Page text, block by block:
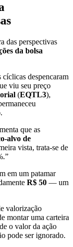
das perspectivas
da bolsa
cíclicas despencaram
viu seu preço
(EQTL3),
que as
alvo de
vista, trata-se de
em um patamar
R$ 50 — um
valorização
montar uma carteira
o valor da ação
pode ser ignorado.